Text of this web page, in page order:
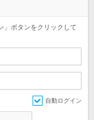
」ボタンをクリックして
自動ログイン